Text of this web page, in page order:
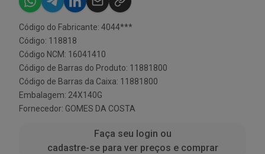
Código do Fabricante: 4044***
Código: 118818
Código NCM: 16041410
Código de Barras do Produto: 11881800
Código de Barras da Caixa: 11881800
Embalagem: 24X140G
Fornecedor: GOMES DA COSTA
Faça seu login ou
cadastre-se para ver preços e comprar